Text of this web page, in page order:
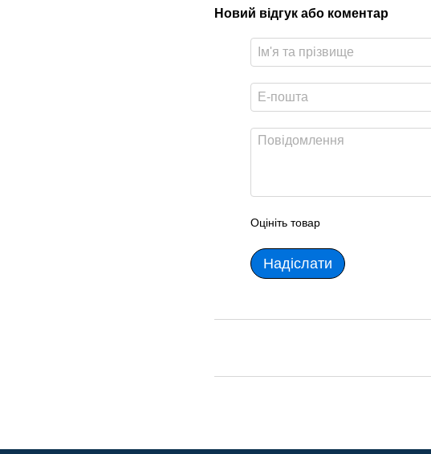
Новий відгук або коментар
Оцініть товар
Надіслати